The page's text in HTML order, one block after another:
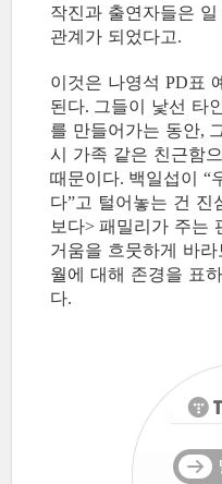
작진과 출연자들은
관계가 되었다고.
이것은 나영석 PD표
된다. 그들이 낯선 타
를 만들어가는 동안,
시 가족 같은 친근함
때문이다. 백일섭이 “
다”고 털어놓는 건 진
보다> 패밀리가 주는
거움을 흐뭇하게 바
월에 대해 존경을 표
다.